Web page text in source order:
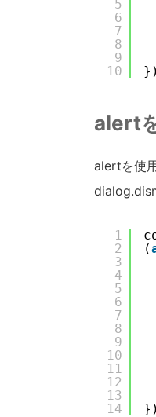
5
6
7
8
9
10
alert
alertを使
1
2
3
4
5
6
7
8
9
10
11
12
13
14
(